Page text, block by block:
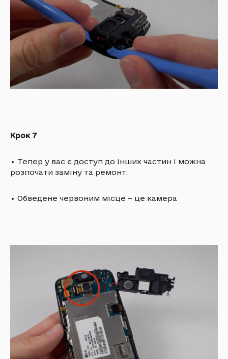
Крок 7
• Тепер у вас є доступ до інших частин і можна
розпочати заміну та ремонт.
• Обведене червоним місце – це камера